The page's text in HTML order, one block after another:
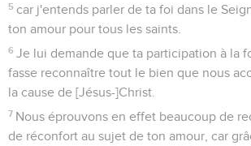
5 car j'entends parler de ta foi dans le
ton amour pour tous les saints.
6 Je lui demande que ta participation à la
fasse reconnaître tout le bien que nous
la cause de [Jésus-]Christ.
7 Nous éprouvons en effet beaucoup de
de réconfort au sujet de ton amour, car